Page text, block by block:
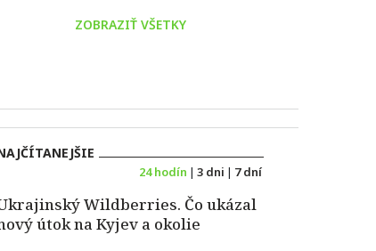
ZOBRAZIŤ VŠETKY
24 hodín | 3 dni | 7 dní